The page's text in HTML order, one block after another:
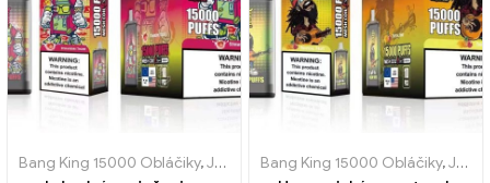
Bang King 15000 Obláčiky,Jednorazové elektronické cigarety Švédsko
Bang King 15000 Obláčiky,Jednorazové elektronické cigarety Švédsko